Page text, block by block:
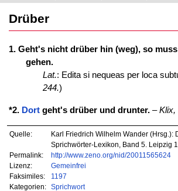
Drüber
1. Geht's nicht drüber hin (weg), so
gehen.
Lat.: Edita si nequeas per loca
244.)
*2. Dortgeht's drüber und drunter.–Klix,
Quelle:
Karl Friedrich Wilhelm Wander (Hrsg.):
Sprichwörter-Lexikon, Band 5. Leipzig
Permalink:
http://www.zeno.org/nid/20011565624
Lizenz:
Gemeinfrei
Faksimiles:
1197
Kategorien:
Sprichwort